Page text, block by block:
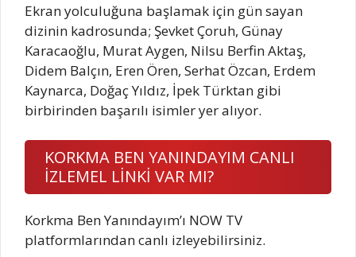
Ekran yolculuğuna başlamak için gün sayan
dizinin kadrosunda; Şevket Çoruh, Günay
Karacaoğlu, Murat Aygen, Nilsu Berfin Aktaş,
Didem Balçın, Eren Ören, Serhat Özcan, Erdem
Kaynarca, Doğaç Yıldız, İpek Türktan gibi
birbirinden başarılı isimler yer alıyor.
KORKMA BEN YANINDAYIM CANLI
İZLEMEL LİNKİ VAR MI?
Korkma Ben Yanındayım’ı NOW TV
platformlarından canlı izleyebilirsiniz.